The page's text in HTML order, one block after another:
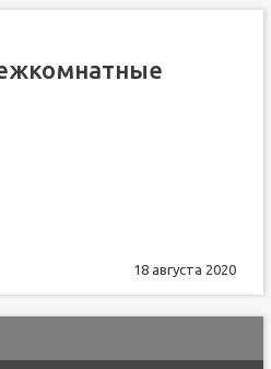
18 августа 2020